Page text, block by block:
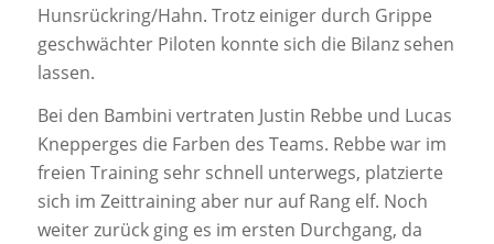
Hunsrückring/Hahn. Trotz einiger durch Grippe
geschwächter Piloten konnte sich die Bilanz sehen
lassen.
Bei den Bambini vertraten Justin Rebbe und Lucas
Knepperges die Farben des Teams. Rebbe war im
freien Training sehr schnell unterwegs, platzierte
sich im Zeittraining aber nur auf Rang elf. Noch
weiter zurück ging es im ersten Durchgang, da